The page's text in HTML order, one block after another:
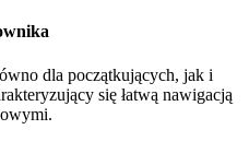
dla początkujących, jak i
się łatwą nawigacją